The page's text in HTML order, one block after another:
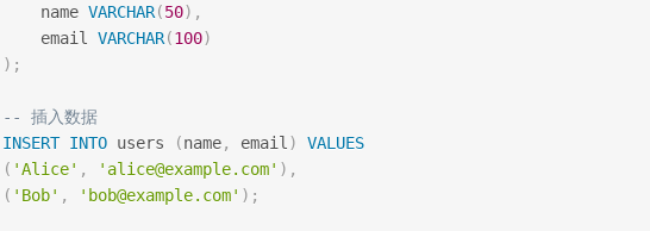
    name
VARCHAR(50) ,
    email
VARCHAR(100)
) ;
-- 插入数据
INSERT INTO users (name, email )
VALUES
( 'Alice' , 'alice@example.com' ) ,
( 'Bob' , 'bob@example.com' ) ;